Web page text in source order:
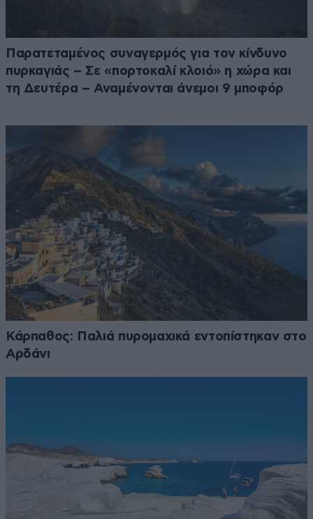
Παρατεταμένος συναγερμός για τον κίνδυνο
πυρκαγιάς – Σε «πορτοκαλί κλοιό» η χώρα και
τη Δευτέρα – Αναμένονται άνεμοι 9 μποφόρ
Κάρπαθος: Παλιά πυρομαχικά εντοπίστηκαν στο
Αρδάνι